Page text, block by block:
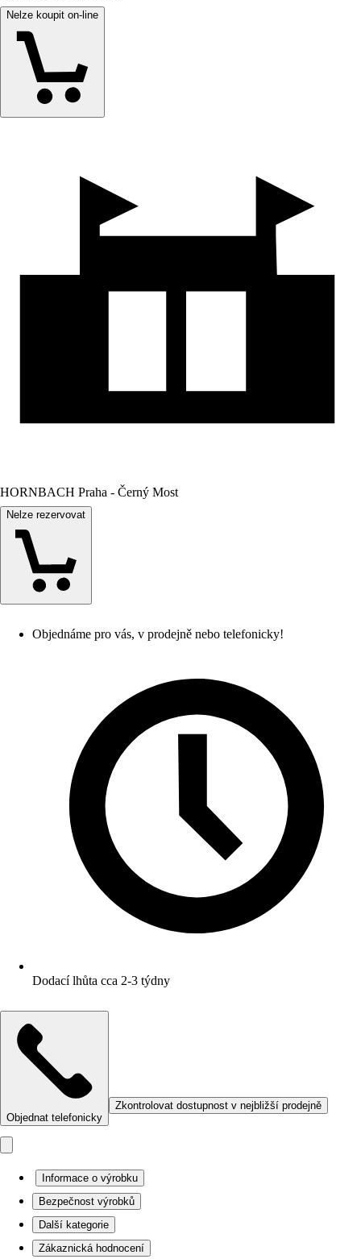
Nelze koupit on-line
HORNBACH Praha - Černý Most
Nelze rezervovat
Objednáme pro vás, v prodejně nebo telefonicky!
Dodací lhůta cca 2-3 týdny
Objednat telefonicky
Zkontrolovat dostupnost v nejbližší prodejně
Informace o výrobku
Bezpečnost výrobků
Další kategorie
Zákaznická hodnocení